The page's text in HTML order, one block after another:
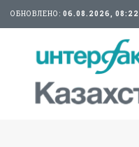
ОБНОВЛЕНО: 06.08.2026,